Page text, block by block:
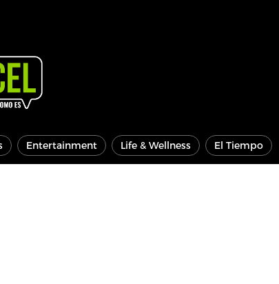
Entertainment Life & Wellness El Tiempo